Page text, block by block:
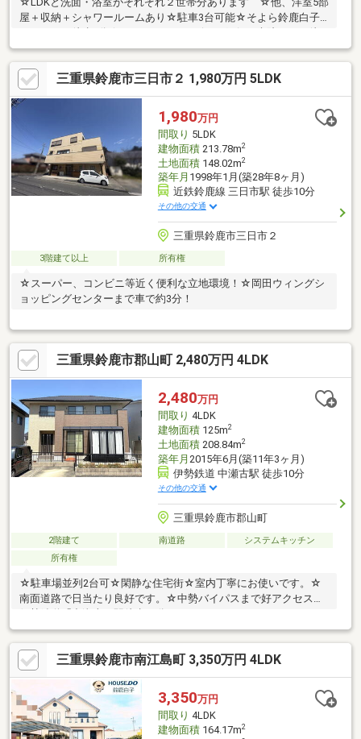
屋＋収納＋シャワールームあり☆駐車3台可能☆そよら鈴鹿白子
歩圏にあります
三重県鈴鹿市三日市２ 1,980万円 5LDK
1,980万円
間取り 5LDK
建物面積213.78m2
土地面積148.02m2
築年月 1998年1月(築28年8ヶ月)
近鉄鈴鹿線 三日市駅 徒歩10分
その他の交通
三重県鈴鹿市三日市２
3階建て以上 所有権
☆スーパー、コンビニ等近く便利な立地環境！☆岡田ウィングシ
ョッピングセンターまで車で約3分！
三重県鈴鹿市郡山町 2,480万円 4LDK
2,480万円
間取り 4LDK
建物面積125m2
土地面積208.84m2
築年月 2015年6月(築11年3ヶ月)
伊勢鉄道 中瀬古駅 徒歩10分
その他の交通
三重県鈴鹿市郡山町
2階建て 南道路
システムキッチン
所有権
☆駐車場並列2台可☆閑静な住宅街☆室内丁寧にお使いです。☆
南面道路で日当たり良好です。☆中勢バイパスまで好アクセス☆
伊勢鉄道「中瀬古」駅徒歩10分
三重県鈴鹿市南江島町 3,350万円 4LDK
3,350万円
間取り 4LDK
建物面積164.17m2